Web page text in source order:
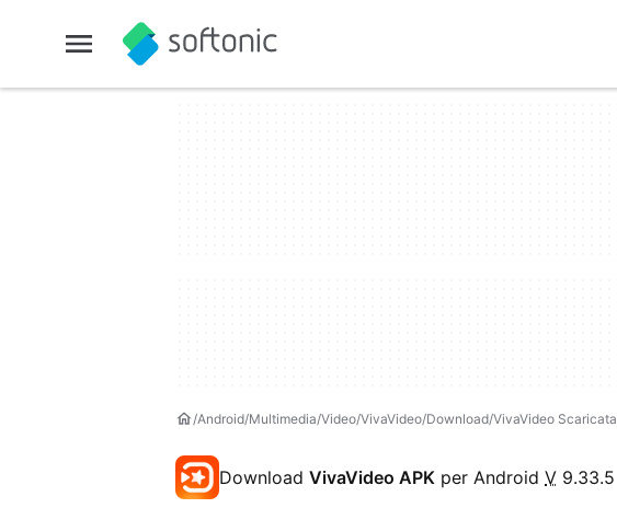
Android Multimedia Video VivaVideo Download VivaVideo Scaricata
Download VivaVideo APK per Android V 9.33.5